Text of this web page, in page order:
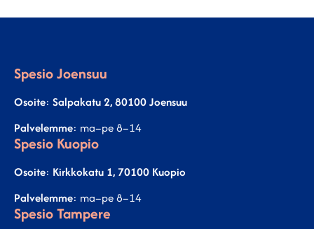
Spesio Joensuu
Osoite: Salpakatu 2, 80100 Joensuu
Palvelemme: ma–pe 8–14
Spesio Kuopio
Osoite: Kirkkokatu 1, 70100 Kuopio
Palvelemme: ma–pe 8–14
Spesio Tampere